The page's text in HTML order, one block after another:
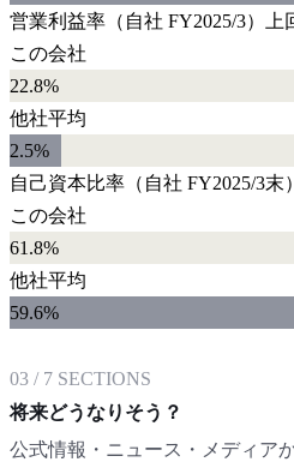
営業利益率 （自社 FY2025/3）
上
この会社
22.8%
他社平均
2.5%
自己資本比率 （自社 FY2025/3末）
この会社
61.8%
他社平均
59.6%
03 / 7 SECTIONS
将来どうなりそう？
公式情報・ニュース・メディア